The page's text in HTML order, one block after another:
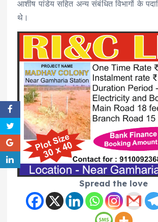
आशीष पांडेय सहित अन्य संबंधित विभागों के
थे।
Spread the love